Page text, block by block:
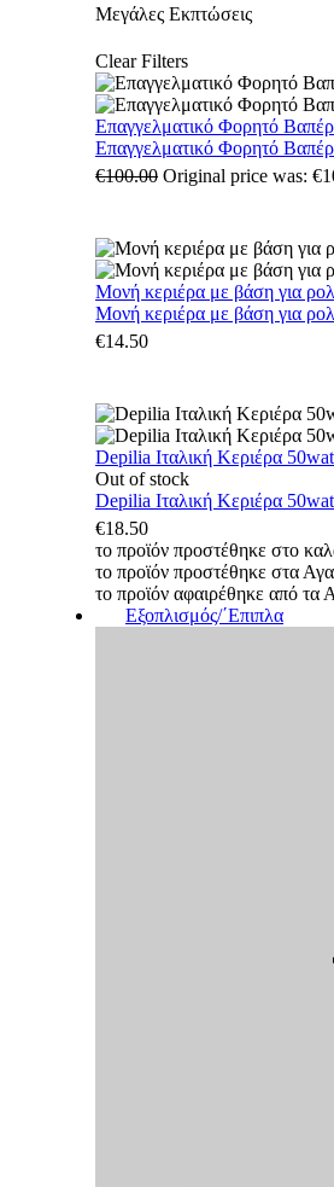
Μεγάλες Εκπτώσεις
Clear Filters
Επαγγελματικό Φορητό
Επαγγελματικό Φορητό
€100.00 Original price was:
Μονή κεριέρα με βάση για
Μονή κεριέρα με βάση για
€14.50
Depilia Ιταλική Κεριέρα
Out of stock
Depilia Ιταλική Κεριέρα
€18.50
το προϊόν προστέθηκε στο
το προϊόν προστέθηκε στα
το προϊόν αφαιρέθηκε από τα
Εξοπλισμός/΄Επιπλα